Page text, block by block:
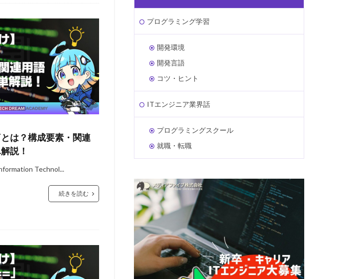
は？構成要素・関連
説！
Technol...
続きを読む
プログラミング学習
開発環境
開発言語
コツ・ヒント
ITエンジニア業界話
プログラミングスクール
就職・転職